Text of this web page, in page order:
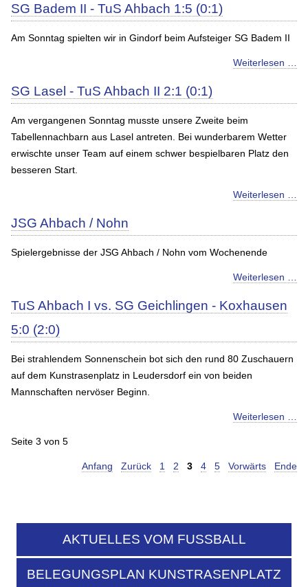
SG Badem II - TuS Ahbach 1:5 (0:1)
Am Sonntag spielten wir in Gindorf beim Aufsteiger SG Badem II
Weiterlesen …
SG Lasel - TuS Ahbach II 2:1 (0:1)
Am vergangenen Sonntag musste unsere Zweite beim
Tabellennachbarn aus Lasel antreten. Bei wunderbarem Wetter
erwischte unser Team auf einem schwer bespielbaren Platz den
besseren Start.
Weiterlesen …
JSG Ahbach / Nohn
Spielergebnisse der JSG Ahbach / Nohn vom Wochenende
Weiterlesen …
TuS Ahbach I vs. SG Geichlingen - Koxhausen
5:0 (2:0)
Bei strahlendem Sonnenschein bot sich den rund 80 Zuschauern
auf dem Kunstrasenplatz in Leudersdorf ein von beiden
Mannschaften nervöser Beginn.
Weiterlesen …
Seite 3 von 5
Anfang Zurück 1 2 3 4 5 Vorwärts Ende
AKTUELLES VOM FUSSBALL
BELEGUNGSPLAN KUNSTRASENPLATZ